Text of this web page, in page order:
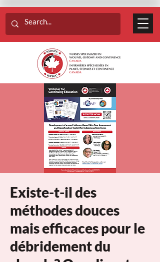
Existe-t-il des
méthodes douces
mais efficaces pour le
débridement du